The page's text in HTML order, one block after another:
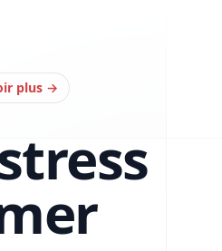
plus →